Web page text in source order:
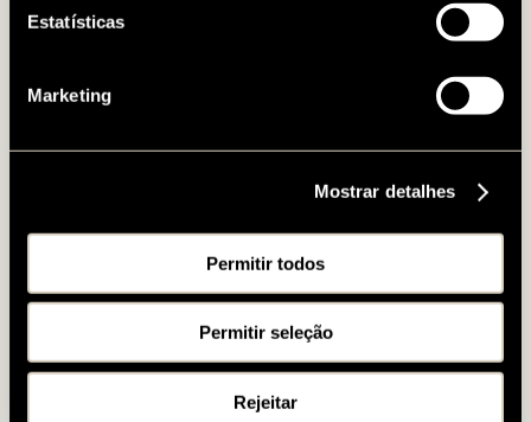
Estatísticas
Marketing
Mostrar detalhes
Permitir todos
Permitir seleção
Rejeitar